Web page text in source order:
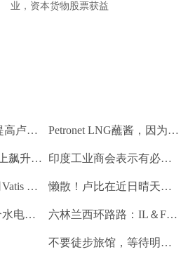
业，资本货物股票获益
Vedanta唤醒寻求提高卢比。25-30亿卢比 Petronet LNG蘸酱，因为RBI禁令新鲜FII购买
GSFC在扩展计划上飙升2％ 印度工业商会表示有必要进一步推动家庭消费和私人投资
罗马尼亚初创公司Vatis Tech为其人工智能在线语音识别平台筹集了20万欧元 懒散！卢比在近日晴天结束
谅解备忘录为四个水电项目的发展，总容量为293兆瓦 六林兰西环路路：IL＆FS运输汇编2％
不要徒步旅馆，等待明确的工资和价格通胀迹象，IMF告诉喂养